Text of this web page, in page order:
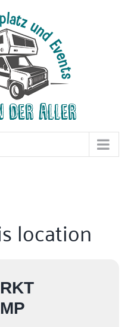
location